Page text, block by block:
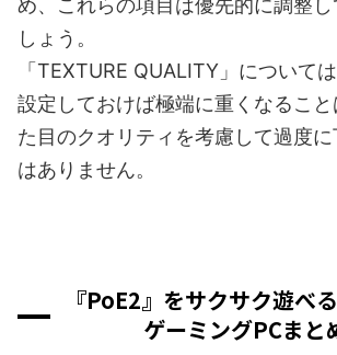
め、これらの項目は優先的に調整
しょう。
「TEXTURE QUALITY」について
設定しておけば極端に重くなるこ
た目のクオリティを考慮して過度
はありません。
『PoE2』をサクサク遊べ
ゲーミングPCまと